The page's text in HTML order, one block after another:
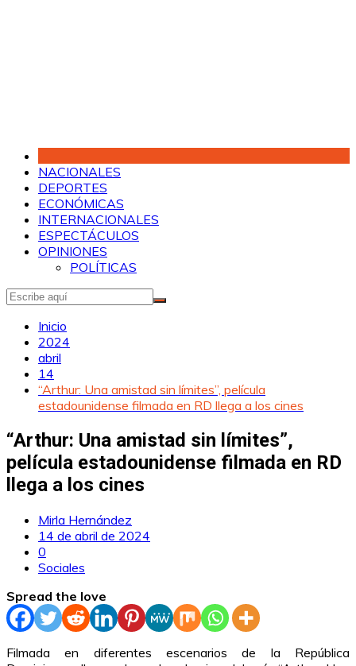
NACIONALES
DEPORTES
ECONÓMICAS
INTERNACIONALES
ESPECTÁCULOS
OPINIONES
POLÍTICAS
Inicio
2024
abril
14
“Arthur: Una amistad sin límites”, película
estadounidense filmada en RD llega a los cines
“Arthur: Una amistad sin límites”,
película estadounidense filmada en RD
llega a los cines
Mirla Hernández
14 de abril de 2024
0
Sociales
Spread the love
Filmada en diferentes escenarios de la República